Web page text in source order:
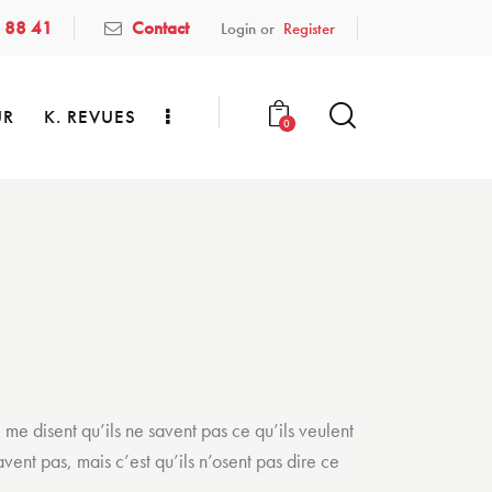
41 Contact Login or Register
K. REVUES 0
disent qu’ils ne savent pas ce qu’ils veulent
pas, mais c’est qu’ils n’osent pas dire ce